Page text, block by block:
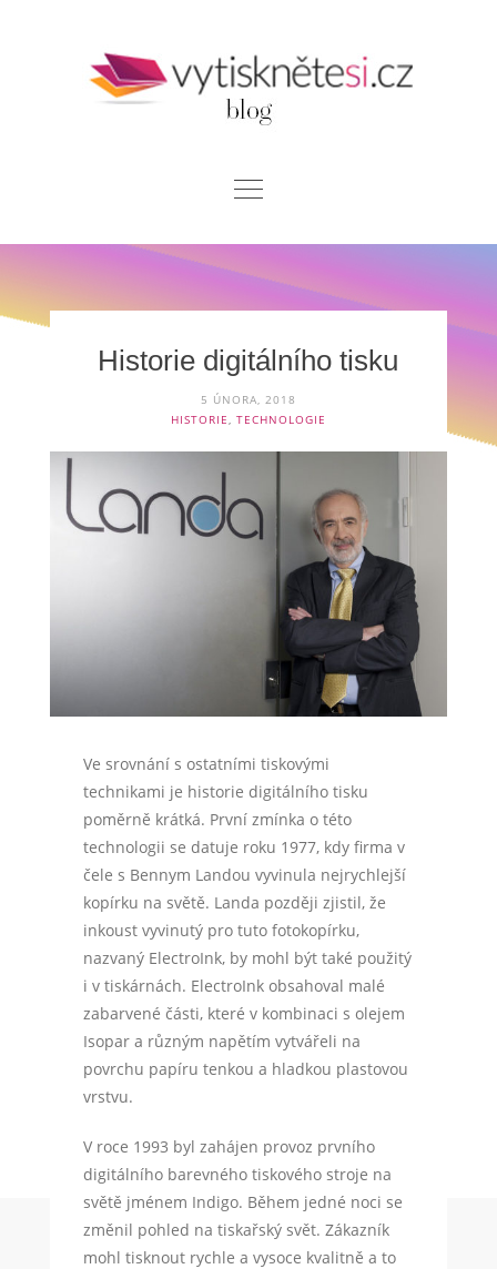
Kontakt
Historie digitálního tisku
5 ÚNORA, 2018
HISTORIE, TECHNOLOGIE
Ve srovnání s ostatními tiskovými
technikami je historie digitálního tisku
poměrně krátká. První zmínka o této
technologii se datuje roku 1977, kdy firma v
čele s Bennym Landou vyvinula nejrychlejší
kopírku na světě. Landa později zjistil, že
inkoust vyvinutý pro tuto fotokopírku,
nazvaný ElectroInk, by mohl být také použitý
i v tiskárnách. ElectroInk obsahoval malé
zabarvené části, které v kombinaci s olejem
Isopar a různým napětím vytvářeli na
povrchu papíru tenkou a hladkou plastovou
vrstvu.
V roce 1993 byl zahájen provoz prvního
digitálního barevného tiskového stroje na
světě jménem Indigo. Během jedné noci se
změnil pohled na tiskařský svět. Zákazník
mohl tisknout rychle a vysoce kvalitně a to